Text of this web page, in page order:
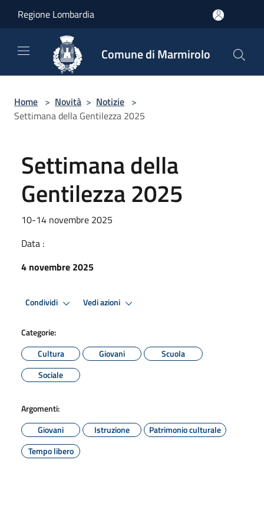
Regione Lombardia
Comune di Marmirolo
Home > Novità > Notizie >
Settimana della Gentilezza 2025
Settimana della
Gentilezza 2025
10-14 novembre 2025
Data :
4 novembre 2025
Condividi Vedi azioni
Categorie:
Cultura
Giovani
Scuola
Sociale
Argomenti:
Giovani
Istruzione
Patrimonio culturale
Tempo libero